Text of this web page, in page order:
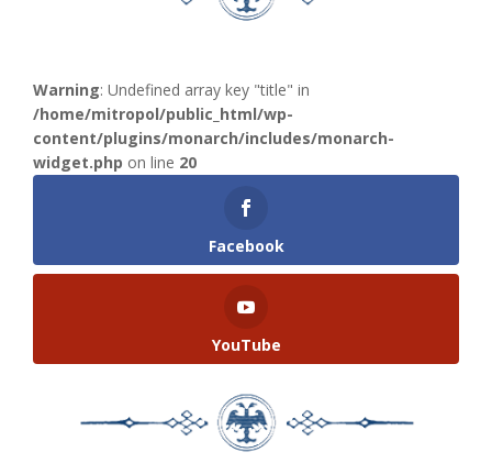
Warning: Undefined array key "title" in
/home/mitropol/public_html/wp-
content/plugins/monarch/includes/monarch-
widget.php on line 20
Facebook
YouTube